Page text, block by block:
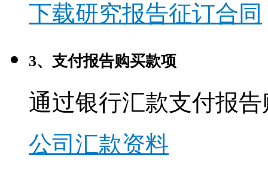
下载研究报告征订合同
3、支付报告购买款项
通过银行汇款支付报
公司汇款资料